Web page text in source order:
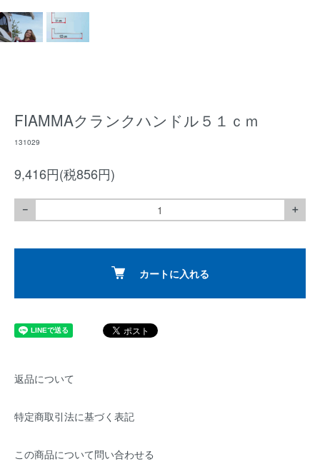
FIAMMAクランクハンドル５１ｃｍ
131029
9,416円(税856円)
－ ＋
カートに入れる
返品について
特定商取引法に基づく表記
この商品について問い合わせる